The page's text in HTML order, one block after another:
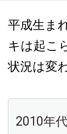
平成生ま
キは起こ
状況は変
2010年